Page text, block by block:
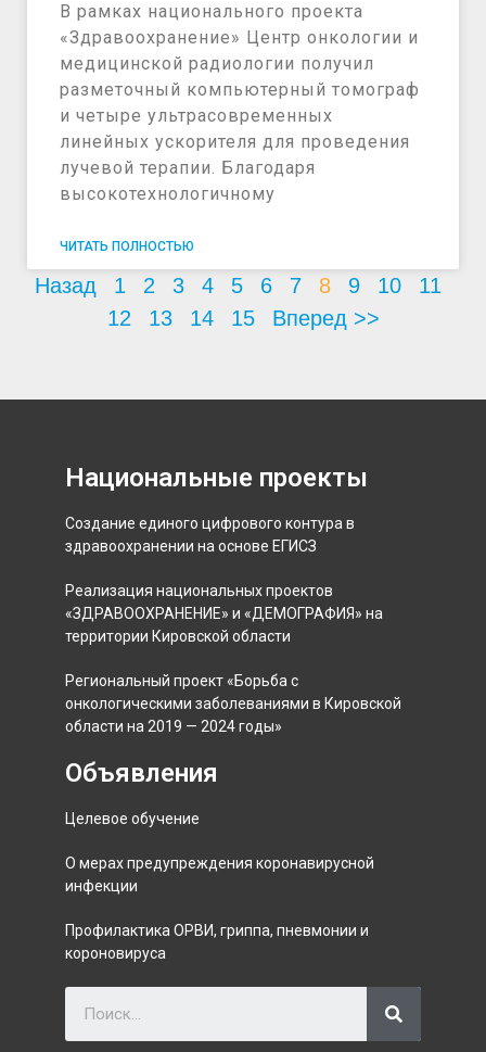
В рамках национального проекта
«Здравоохранение» Центр онкологии и
медицинской радиологии получил
разметочный компьютерный томограф
и четыре ультрасовременных
линейных ускорителя для проведения
лучевой терапии. Благодаря
высокотехнологичному
ЧИТАТЬ ПОЛНОСТЬЮ
Назад 1 2 3 4 5 6 7 8 9 10
11
12
13 14 15 Вперед >>
Национальные проекты
Создание единого цифрового контура в
здравоохранении на основе ЕГИСЗ
Реализация национальных проектов
«ЗДРАВООХРАНЕНИЕ» и «ДЕМОГРАФИЯ» на
территории Кировской области
Региональный проект «Борьба с
онкологическими заболеваниями в Кировской
области на 2019 — 2024 годы»
Объявления
Целевое обучение
О мерах предупреждения коронавирусной
инфекции
Профилактика ОРВИ, гриппа, пневмонии и
короновируса